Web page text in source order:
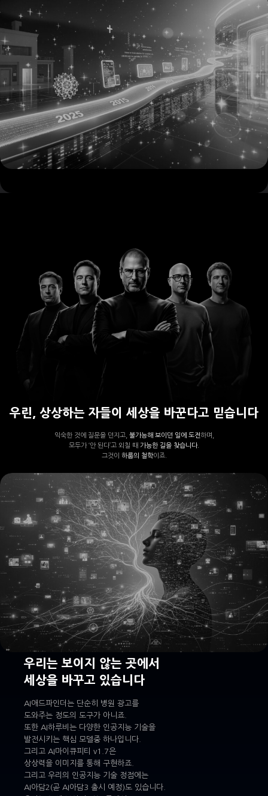
우린, 상상하는 자들이 세상을 바꾼다고 믿습니다
익숙한 것에 질문을 던지고, 불가능해 보이던 일에 도전하며,
모두가 ‘안 된다’고 외칠 때 가능한 길을 찾습니다.
그것이 하룹의 철학이죠.
우리는 보이지 않는 곳에서
세상을 바꾸고 있습니다
AI애드파인더는 단순히 병원 광고를
도와주는 정도의 도구가 아니죠.
또한 AI하루비는 다양한 인공지능 기술을
발전시키는 핵심 모델중 하나입니다.
그리고 AI마이큐피티 v1.7은
상상력을 이미지를 통해 구현하죠.
그리고 우리의 인공지능 기술 정점에는
AI아담2(곧 AI아담3 출시 예정)도 있습니다.